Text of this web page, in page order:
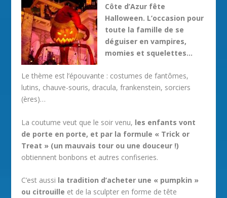
Côte d’Azur fête
Halloween. L’occasion pour
toute la famille de se
déguiser en vampires,
momies et squelettes…
Le thème est l’épouvante : costumes de fantômes,
lutins, chauve-souris, dracula, frankenstein, sorciers
(ères)…
La coutume veut que le soir venu, les enfants vont
de porte en porte, et par la formule « Trick or
Treat » (un mauvais tour ou une douceur !)
obtiennent bonbons et autres confiseries.
C’est aussi la tradition d’acheter une « pumpkin »
ou citrouille et de la sculpter en forme de tête